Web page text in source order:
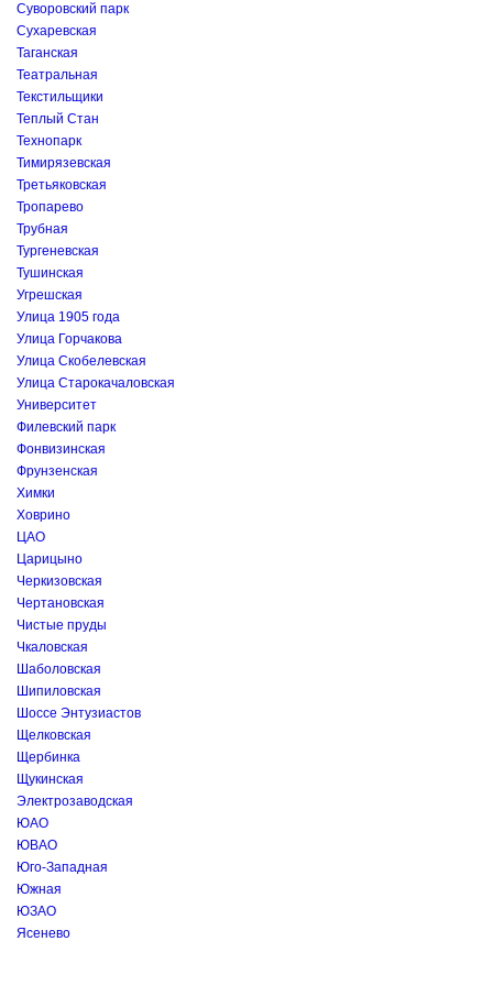
Суворовский парк
Сухаревская
Таганская
Театральная
Текстильщики
Теплый Стан
Технопарк
Тимирязевская
Третьяковская
Тропарево
Трубная
Тургеневская
Тушинская
Угрешская
Улица 1905 года
Улица Горчакова
Улица Скобелевская
Улица Старокачаловская
Университет
Филевский парк
Фонвизинская
Фрунзенская
Химки
Ховрино
ЦАО
Царицыно
Черкизовская
Чертановская
Чистые пруды
Чкаловская
Шаболовская
Шипиловская
Шоссе Энтузиастов
Щелковская
Щербинка
Щукинская
Электрозаводская
ЮАО
ЮВАО
Юго-Западная
Южная
ЮЗАО
Ясенево